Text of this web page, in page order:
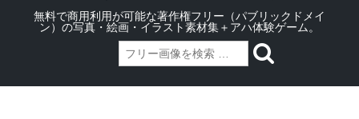
無料で商用利用が可能な著作権フリー（パブリックドメイ
ン）の写真・絵画・イラスト素材集＋アハ体験ゲーム。